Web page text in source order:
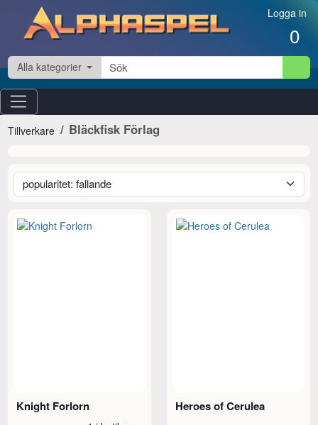
Hoppa till innehåll Logga in
0
Alla kategorier
Tillverkare Bläckfisk Förlag
Knight Forlorn Heroes of Cerulea